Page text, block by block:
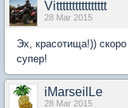
Vitttttttttttttttt
28 Mar 2015
Эх, красотища!))
супер!
iMarseilLe
28 Mar 2015